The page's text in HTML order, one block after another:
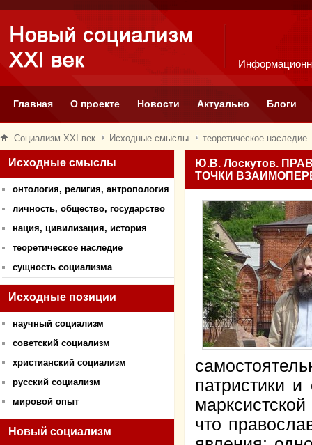
Главная О проекте Новости Актуально Блоги
Социализм XXI век Исходные смыслы теоретическое наследие
Исходные смыслы
онтология, религия, антропология
личность, общество, государство
нация, цивилизация, история
теоретическое наследие
сущность социализма
Исходные позиции
научный социализм
советский социализм
христианский социализм
русский социализм
мировой опыт
Новый социализм
Ю.В. Лоскутов.
ТОЧКИ
патристики
что